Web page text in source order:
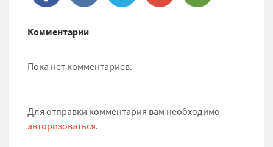
Комментарии
Пока нет комментариев.
Для отправки комментария вам необходимо
авторизоваться.